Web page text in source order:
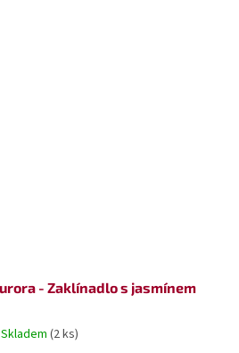
- Zaklínadlo s jasmínem
Skladem (2 ks)